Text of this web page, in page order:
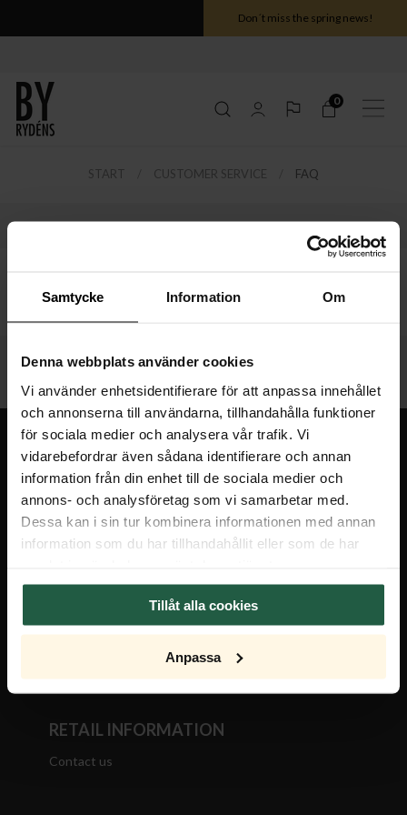
Samtycke Information Om
Denna webbplats använder cookies
Vi använder enhetsidentifierare för att anpassa innehållet
och annonserna till användarna, tillhandahålla funktioner
för sociala medier och analysera vår trafik. Vi
vidarebefordrar även sådana identifierare och annan
information från din enhet till de sociala medier och
annons- och analysföretag som vi samarbetar med.
Dessa kan i sin tur kombinera informationen med annan
information som du har tillhandahållit eller som de har
Tillåt alla cookies
Anpassa
Don´t miss the spring news!
0
START CUSTOMER SERVICE FAQ
CONTACT
Phone: +46 (0)370-333040
info@byrydens.se
Org.number: 556090-6298
Information
RETAIL INFORMATION
Contact us